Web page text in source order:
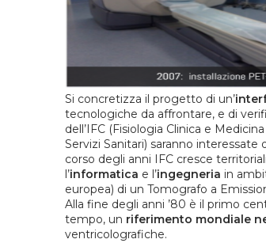
Si concretizza il progetto di un’
tecnologiche da affrontare, e di
dell’IFC (Fisiologia Clinica e
Servizi Sanitari) saranno
corso degli anni IFC cresce
l’informatica e l’ingegneria in
europea) di un Tomografo a
Alla fine degli anni ’80 è il primo
tempo, un riferimento mondiale
ventricolografiche.